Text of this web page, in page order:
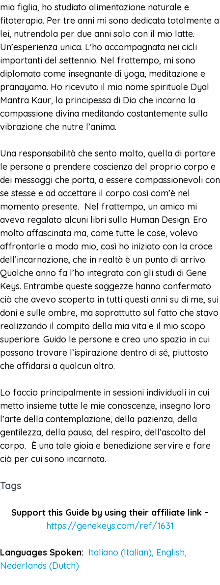
mia figlia, ho studiato alimentazione naturale e
fitoterapia. Per tre anni mi sono dedicata totalmente a
lei, nutrendola per due anni solo con il mio latte.
Un’esperienza unica. L’ho accompagnata nei cicli
importanti del settennio. Nel frattempo, mi sono
diplomata come insegnante di yoga, meditazione e
pranayama. Ho ricevuto il mio nome spirituale Dyal
Mantra Kaur, la principessa di Dio che incarna la
compassione divina meditando costantemente sulla
vibrazione che nutre l’anima.
Una responsabilità che sento molto, quella di portare
le persone a prendere coscienza del proprio corpo e
dei messaggi che porta, a essere compassionevoli con
se stesse e ad accettare il corpo così com’è nel
momento presente. Nel frattempo, un amico mi
aveva regalato alcuni libri sullo Human Design. Ero
molto affascinata ma, come tutte le cose, volevo
affrontarle a modo mio, così ho iniziato con la croce
dell’incarnazione, che in realtà è un punto di arrivo.
Qualche anno fa l’ho integrata con gli studi di Gene
Keys. Entrambe queste saggezze hanno confermato
ciò che avevo scoperto in tutti questi anni su di me, sui
doni e sulle ombre, ma soprattutto sul fatto che stavo
realizzando il compito della mia vita e il mio scopo
superiore. Guido le persone e creo uno spazio in cui
possano trovare l’ispirazione dentro di sé, piuttosto
che affidarsi a qualcun altro.
Lo faccio principalmente in sessioni individuali in cui
metto insieme tutte le mie conoscenze, insegno loro
l’arte della contemplazione, della pazienza, della
gentilezza, della pausa, del respiro, dell’ascolto del
corpo. È una tale gioia e benedizione servire e fare
ciò per cui sono incarnata.
Tags
Support this Guide by using their affiliate link –
https://genekeys.com/ref/1631
Languages Spoken: Italiano (Italian), English,
Nederlands (Dutch)